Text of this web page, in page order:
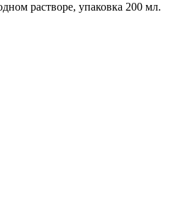
растворе, упаковка 200 мл.